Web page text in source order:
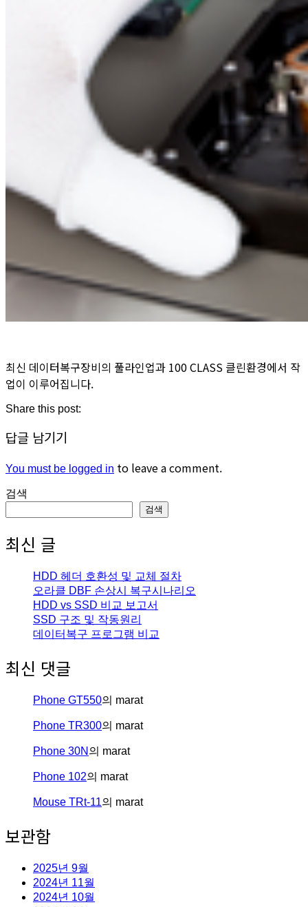
최신 데이터복구장비의 풀라인업과 100 CLASS 클린환경에서 작
업이 이루어집니다.
Share this post:
답글 남기기
You must be logged in to leave a comment.
검색
검색
최신 글
HDD 헤더 호환성 및 교체 절차
오라클 DBF 손상시 복구시나리오
HDD vs SSD 비교 보고서
SSD 구조 및 작동원리
데이터복구 프로그램 비교
최신 댓글
Phone GT550의 marat
Phone TR300의 marat
Phone 30N 의 marat
Phone 102의 marat
Mouse TRt-11의 marat
보관함
2025년 9월
2024년 11월
2024년 10월